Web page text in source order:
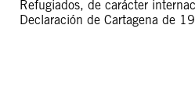
Refugiados, de carácter
Declaración de Cartagena de